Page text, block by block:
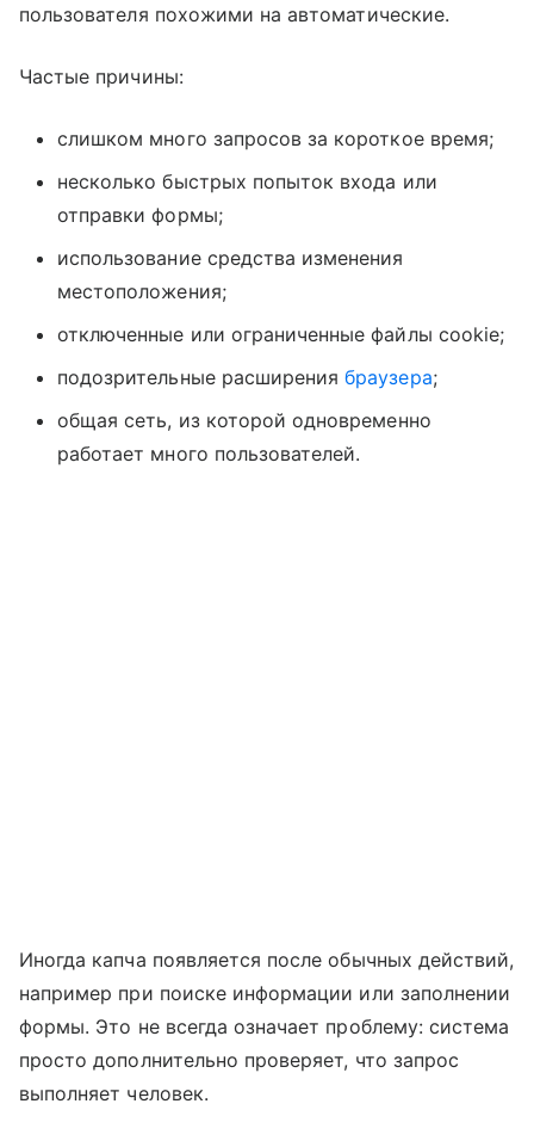
пользователя похожими на автоматические.
Частые причины:
слишком много запросов за короткое время;
несколько быстрых попыток входа или
отправки формы;
использование средства изменения
местоположения;
отключенные или ограниченные файлы cookie;
подозрительные расширениябраузера;
общая сеть, из которой одновременно
работает много пользователей.
Иногда капча появляется после обычных действий,
например при поиске информации или заполнении
формы. Это не всегда означает проблему: система
просто дополнительно проверяет, что запрос
выполняет человек.